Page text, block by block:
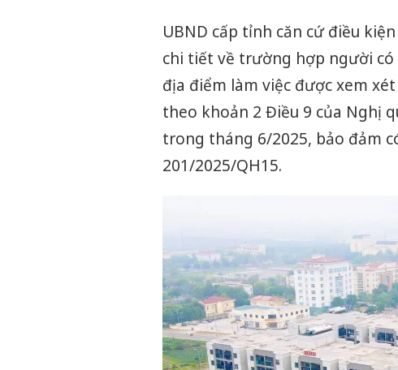
UBND cấp tỉnh căn cứ điều
chi tiết về trường hợp người có
địa điểm làm việc được xem
theo khoản 2 Điều 9 của Nghị
trong tháng 6/2025, bảo đảm
201/2025/QH15.